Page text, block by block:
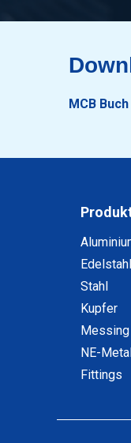
MCB Buch
Edelstahl
Stahl
Kupfer
Messing
NE-
Fittings